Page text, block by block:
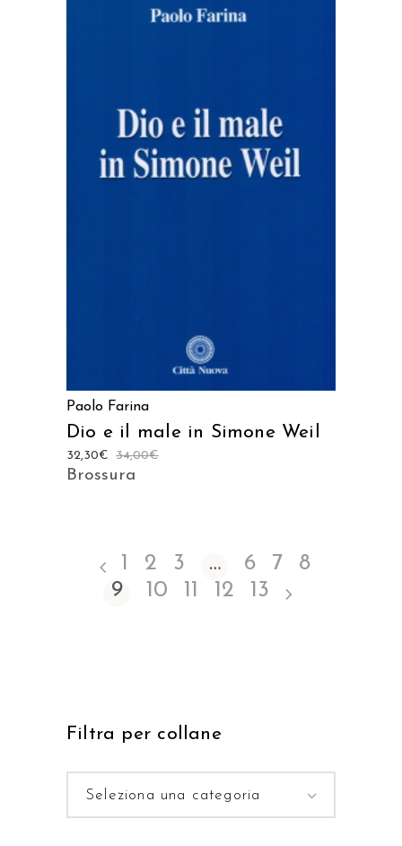
Paolo Farina
Dio e il male in Simone Weil
34,00€
32,30€
Brossura
1 2 3 … 6 7
8
9
10 11 12 13
Filtra per collane
Seleziona una categoria